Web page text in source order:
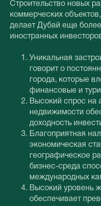
Строительство новых
коммерческих
делает Дубай еще
иностранных
Уникальная
говорит о
города, которые
финансовые и
Высокий спрос на
недвижимости
доходность
Благоприятная
экономическая
географическое
бизнес-среда
международных
Высокий уровень
обеспечивает